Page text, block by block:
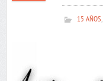
15 AÑOS,